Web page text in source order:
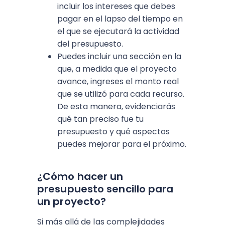
incluir los intereses que debes
pagar en el lapso del tiempo en
el que se ejecutará la actividad
del presupuesto.
Puedes incluir una sección en la
que, a medida que el proyecto
avance, ingreses el monto real
que se utilizó para cada recurso.
De esta manera, evidenciarás
qué tan preciso fue tu
presupuesto y qué aspectos
puedes mejorar para el próximo.
¿Cómo hacer un
presupuesto sencillo para
un proyecto?
Si más allá de las complejidades